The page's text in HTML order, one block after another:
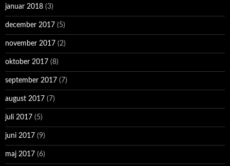
januar 2018 (3)
december 2017 (5)
november 2017 (2)
oktober 2017 (8)
september 2017 (7)
august 2017 (7)
juli 2017 (5)
juni 2017 (9)
maj 2017 (6)